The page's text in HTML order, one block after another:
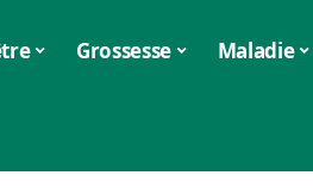
Grossesse Maladie